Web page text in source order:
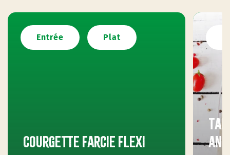
Courgette farcie flexi
Entrée Plat